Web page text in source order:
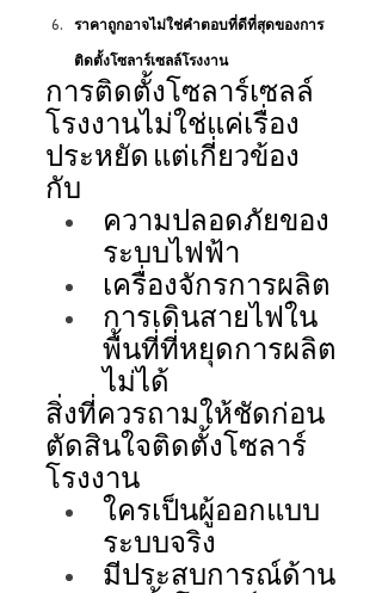
ราคาถูกอาจไม่ใช่คำตอบที่ดีที่สุดของการ
ติดตั้งโซลาร์เซลล์โรงงาน
การติดตั้งโซลาร์เซลล์
โรงงานไม่ใช่แค่เรื่อง
ประหยัด แต่เกี่ยวข้อง
กับ
ความปลอดภัยของ
ระบบไฟฟ้า
เครื่องจักรการผลิต
การเดินสายไฟใน
พื้นที่ที่หยุดการผลิต
ไม่ได้
สิ่งที่ควรถามให้ชัดก่อน
ตัดสินใจติดตั้งโซลาร์
โรงงาน
ใครเป็นผู้ออกแบบ
ระบบจริง
มีประสบการณ์ด้าน